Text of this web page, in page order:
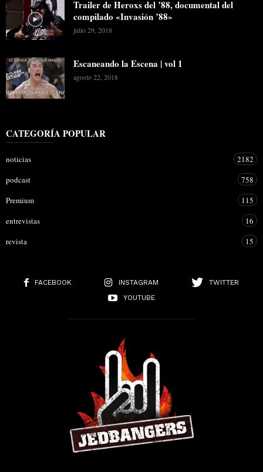
Trailer de Heroxs del ’88, documental del
compilado «Invasión ’88»
julio 29, 2018
Escaneando la Escena | vol 1
agosto 22, 2018
CATEGORÍA POPULAR
noticias
2182
podcast
758
Premium
115
entrevistas
16
revista
15
FACEBOOK INSTAGRAM
TWITTER
YOUTUBE